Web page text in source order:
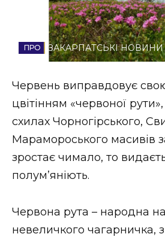
Спорт
Стиль життя
Втрачений Ужгород
ЗАКАРПАТСЬКІ
НОВИНИ ЗАХІДНОЇ
ЗАКАРПАТСЬКІ НОВИНИ
Червень виправдовує
цвітінням «червоної
схилах Чорногірського,
Марамороського масивів
зростає чимало, то
полум’яніють.
Червона рута – народна
невеличкого чагарничка,